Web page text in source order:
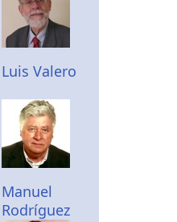
Luis Valero
Manuel
Rodríguez